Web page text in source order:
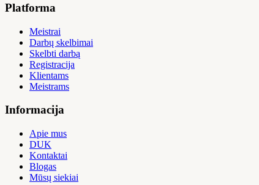
Platforma
Meistrai
Darbų skelbimai
Skelbti darbą
Registracija
Klientams
Meistrams
Informacija
Apie mus
DUK
Kontaktai
Blogas
Mūsų siekiai